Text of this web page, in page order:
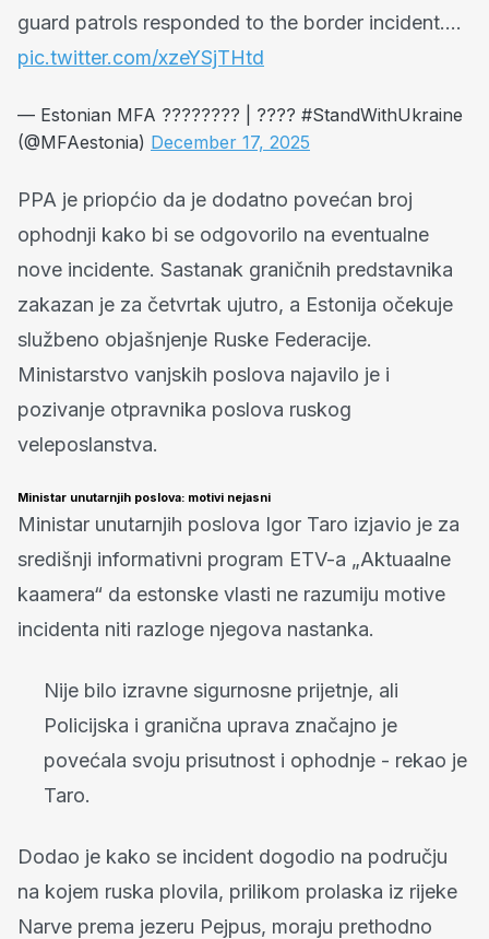
guard patrols responded to the border incident.…
pic.twitter.com/xzeYSjTHtd
— Estonian MFA ???????? | ???? #StandWithUkraine
(@MFAestonia) December 17, 2025
PPA je priopćio da je dodatno povećan broj
ophodnji kako bi se odgovorilo na eventualne
nove incidente. Sastanak graničnih predstavnika
zakazan je za četvrtak ujutro, a Estonija očekuje
službeno objašnjenje Ruske Federacije.
Ministarstvo vanjskih poslova najavilo je i
pozivanje otpravnika poslova ruskog
veleposlanstva.
Ministar unutarnjih poslova: motivi nejasni
Ministar unutarnjih poslova Igor Taro izjavio je za
središnji informativni program ETV-a „Aktuaalne
kaamera“ da estonske vlasti ne razumiju motive
incidenta niti razloge njegova nastanka.
Nije bilo izravne sigurnosne prijetnje, ali
Policijska i granična uprava značajno je
povećala svoju prisutnost i ophodnje - rekao je
Taro.
Dodao je kako se incident dogodio na području
na kojem ruska plovila, prilikom prolaska iz rijeke
Narve prema jezeru Pejpus, moraju prethodno